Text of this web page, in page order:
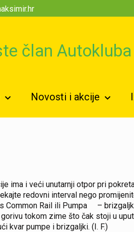
član
Novosti i akcije
ima i veći unutarnji otpor pri
redovni interval nego
Common Rail ili Pumpa –
tokom zime što čak stoji u
kvar pumpe i brizgaljki. (I. F.)